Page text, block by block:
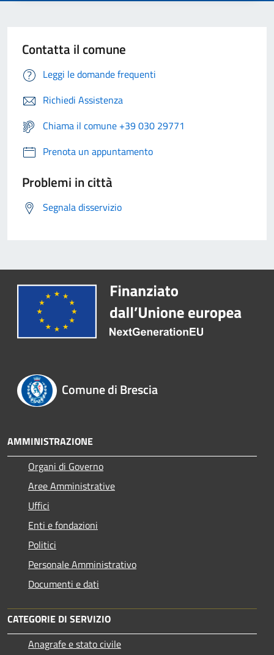
Contatta il comune
Leggi le domande frequenti
Richiedi Assistenza
Chiama il comune +39 030 29771
Prenota un appuntamento
Problemi in città
Segnala disservizio
Comune di Brescia
AMMINISTRAZIONE
Organi di Governo
Aree Amministrative
Uffici
Enti e fondazioni
Politici
Personale Amministrativo
Documenti e dati
CATEGORIE DI SERVIZIO
Anagrafe e stato civile